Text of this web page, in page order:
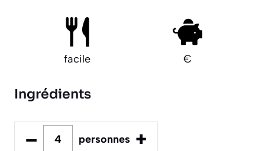
facile €
Ingrédients
– personnes +